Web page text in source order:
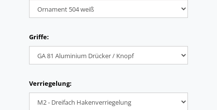
Griffe:
Verriegelung: